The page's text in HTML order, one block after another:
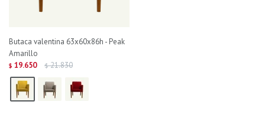
Butaca valentina 63x60x86h - Peak
Amarillo
$ 19.650 $ 21.830